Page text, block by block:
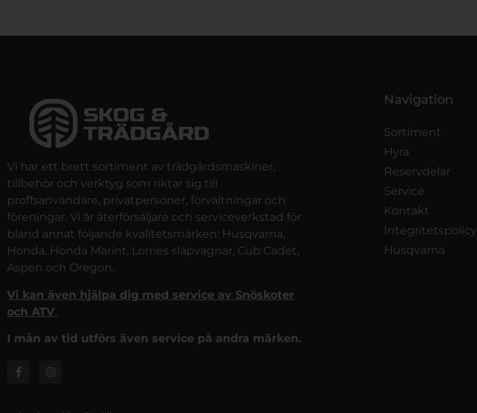
Vi har ett brett sortiment av trädgårdsmaskiner,
tillbehör och verktyg som riktar sig till
proffsanvändare, privatpersoner, förvaltningar och
föreningar. Vi är återförsäljare och serviceverkstad för
bland annat följande kvalitetsmärken: Husqvarna,
Honda, Honda Marint, Lorries släpvagnar, Cub Cadet,
Aspen och Oregon.
Vi kan även hjälpa dig med service av Snöskoter
och ATV
I mån av tid utförs även service på andra märken.
Navigation
Sortiment
Hyra
Reservdelar
Service
Kontakt
Integritetspolicy
Husqvarna